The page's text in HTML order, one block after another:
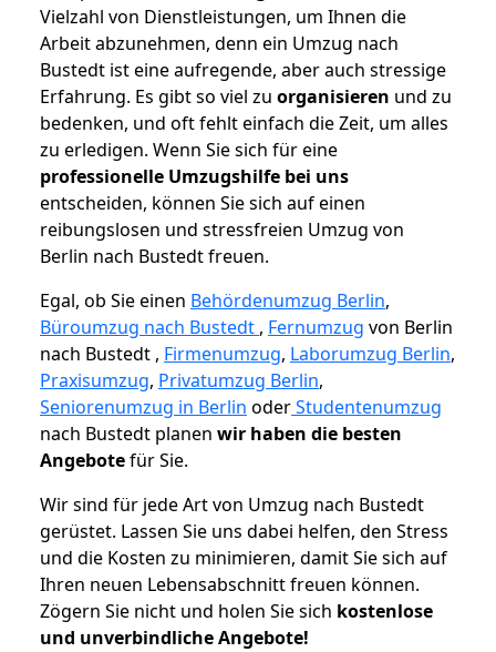
Vielzahl von Dienstleistungen, um Ihnen die
Arbeit abzunehmen, denn ein Umzug nach
Bustedt ist eine aufregende, aber auch stressige
Erfahrung. Es gibt so viel zu organisieren und zu
bedenken, und oft fehlt einfach die Zeit, um alles
zu erledigen. Wenn Sie sich für eine
professionelle Umzugshilfe bei uns
entscheiden, können Sie sich auf einen
reibungslosen und stressfreien Umzug von
Berlin nach Bustedt freuen.
Egal, ob Sie einen Behördenumzug Berlin,
Büroumzug nach Bustedt , Fernumzug von Berlin
nach Bustedt , Firmenumzug, Laborumzug Berlin,
Praxisumzug, Privatumzug Berlin,
Seniorenumzug in Berlin oderStudentenumzug
nach Bustedt planen wir haben die besten
Angebotefür Sie.
Wir sind für jede Art von Umzug nach Bustedt
gerüstet. Lassen Sie uns dabei helfen, den Stress
und die Kosten zu minimieren, damit Sie sich auf
Ihren neuen Lebensabschnitt freuen können.
Zögern Sie nicht und holen Sie sich kostenlose
und unverbindliche Angebote!